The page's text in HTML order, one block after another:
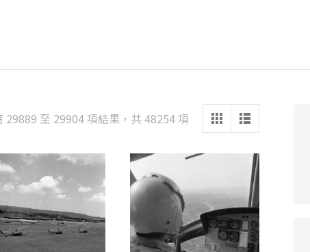
29889 至 29904 項結果，共 48254 項 Sorted
latest